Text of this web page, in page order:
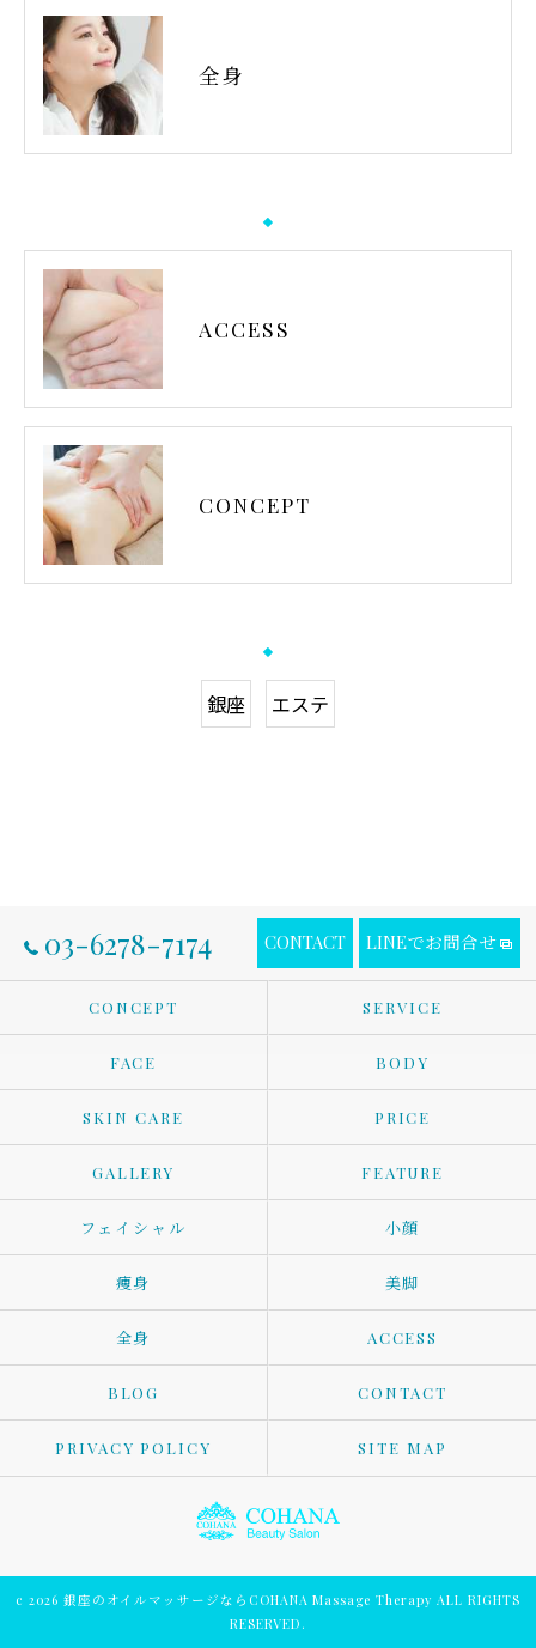
全身
ACCESS
CONCEPT
銀座 エステ
03-6278-7174 CONTACT LINEでお問合せ
CONCEPT SERVICE
FACE BODY
SKIN CARE PRICE
GALLERY FEATURE
フェイシャル 小顔
痩身 美脚
全身 ACCESS
BLOG CONTACT
PRIVACY POLICY SITE MAP
c 2026 銀座のオイルマッサージならCOHANA Massage Therapy ALL RIGHTS
RESERVED.